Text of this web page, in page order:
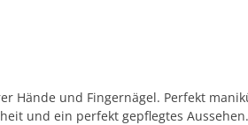
Hände und Fingernägel. Perfekt
und ein perfekt gepflegtes Aussehen.